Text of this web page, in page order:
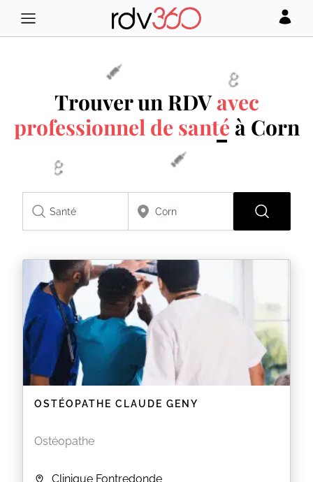
Trouver un RDVavec
professionnel de santé à Corn
OSTÉOPATHE CLAUDE GENY
Ostéopathe
Clinique Fontredonde